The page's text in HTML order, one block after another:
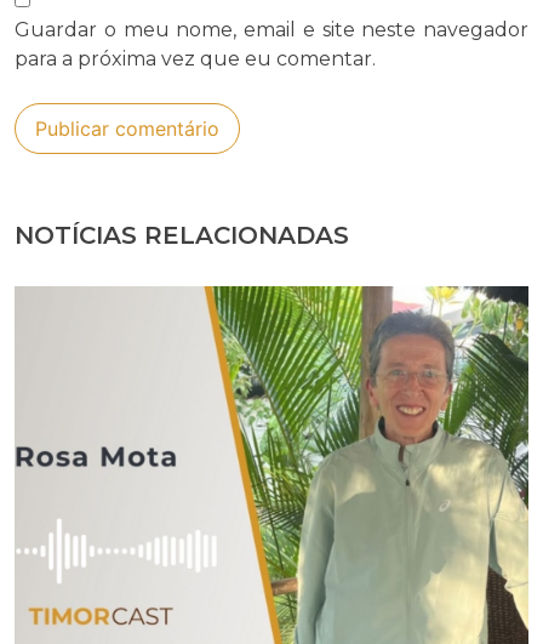
Guardar o meu nome, email e site neste navegador
para a próxima vez que eu comentar.
NOTÍCIAS RELACIONADAS